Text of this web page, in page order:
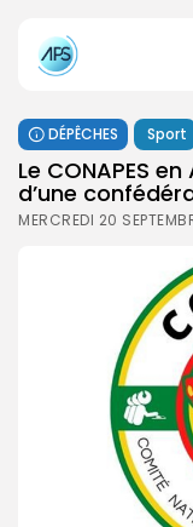
DÉPÊCHES Sport
Le CONAPES
d’une
MERCREDI 20